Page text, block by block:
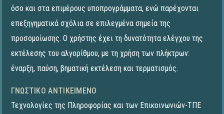
όσο και στα επιμέρους υποπρογράμματα, ενώ παρέχονται
επεξηγηματικά σχόλια σε επιλεγμένα σημεία της
προσομοίωσης. Ο χρήστης έχει τη δυνατότητα ελέγχου της
εκτέλεσης του αλγορίθμου, με τη χρήση των πλήκτρων:
έναρξη, παύση, βηματική εκτέλεση και τερματισμός.
ΓΝΩΣΤΙΚΌ ΑΝΤΙΚΕΊΜΕΝΟ
Τεχνολογίες της Πληροφορίας και των Επικοινωνιών-ΤΠΕ